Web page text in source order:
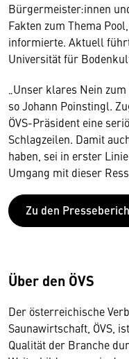
Bürgermeister:innen
Fakten zum Thema
informierte. Aktuell
Universität für
„Unser klares Nein
so Johann Poinstingl.
ÖVS-Präsident eine
Schlagzeilen. Damit
haben, sei in erster
Umgang mit dieser
Zu den
Über den ÖVS
Der österreichische
Saunawirtschaft, ÖVS,
Qualität der Branche